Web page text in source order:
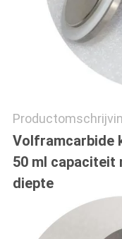
Volframcarbide
50 ml capaciteit
diepte